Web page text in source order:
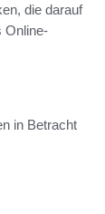
die darauf
Online-
in Betracht